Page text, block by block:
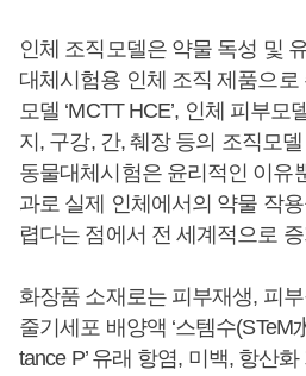
인체 조직모델은 약물 독성 및
대체시험용 인체 조직 제품으
모델 ‘MCTT HCE’, 인체 피부모
지, 구강, 간, 췌장 등의 조직모
동물대체시험은 윤리적인 이유
과로 실제 인체에서의 약물 작
렵다는 점에서 전 세계적으로
화장품 소재로는 피부재생, 피
줄기세포 배양액 ‘스템수(STeM
tance P’ 유래 항염, 미백, 항산화